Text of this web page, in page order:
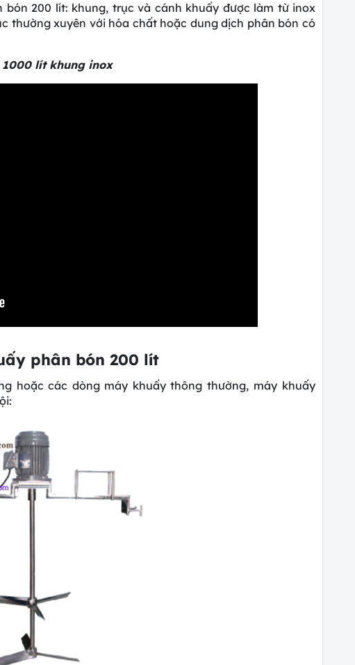
bón 200 lít: khung, trục và cánh khuấy được làm từ inox
thường xuyên với hóa chất hoặc dung dịch phân bón có
1000 lít khung inox
phân bón 200 lít
hoặc các dòng máy khuấy thông thường, máy khuấy